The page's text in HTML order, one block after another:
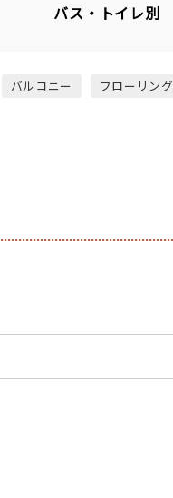
バス・トイレ別
バルコニー
フローリング